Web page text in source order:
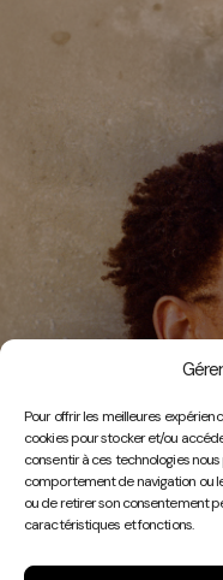
Pour offrir les meilleures
cookies pour stocker et/ou
consentir à ces technologies
comportement de navigation ou
ou de retirer son consentement
caractéristiques et fonctions.